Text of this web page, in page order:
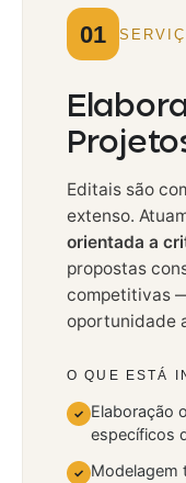
01
Editais são
extenso.
orientada a
propostas
competitivas
oportunidade
O QUE ESTÁ
✓ Elaboração
específicos
✓ Modelagem